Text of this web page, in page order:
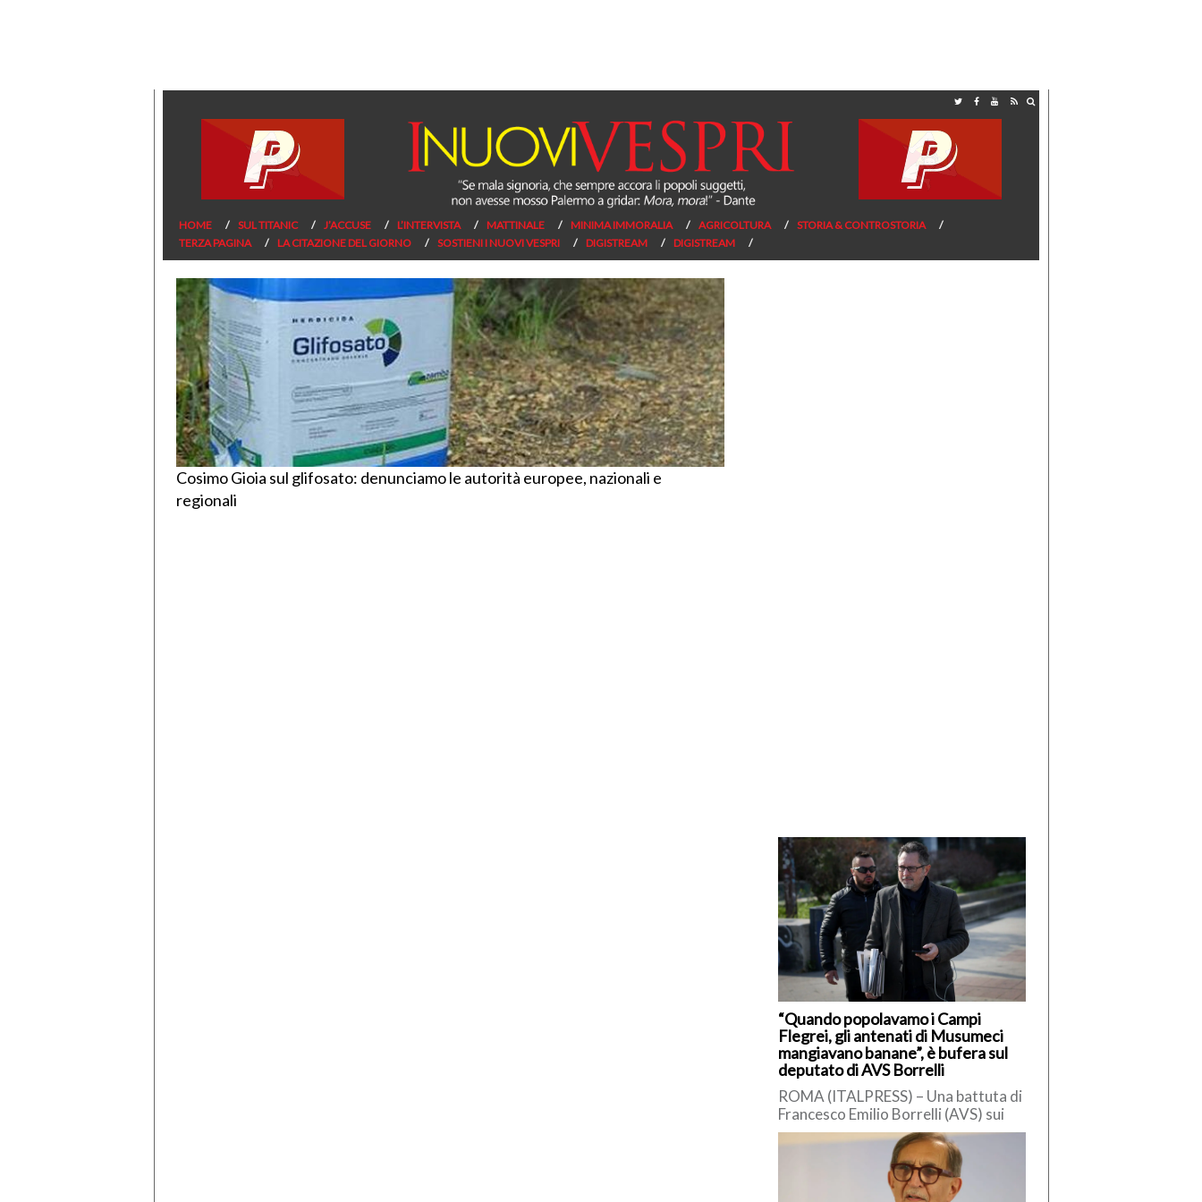
HOME SUL TITANIC J’ACCUSE L’INTERVISTA MATTINALE MINIMA IMMORALIA AGRICOLTURA
STORIA & CONTROSTORIA
TERZA PAGINA
LA CITAZIONE DEL GIORNO SOSTIENI I NUOVI VESPRI DIGISTREAM DIGISTREAM
Cosimo Gioia sul glifosato: denunciamo le autorità europee, nazionali e
regionali
“Quando popolavamo i Campi
Flegrei, gli antenati di Musumeci
mangiavano banane”, è bufera sul
deputato di AVS Borrelli
ROMA (ITALPRESS) – Una battuta di
Francesco Emilio Borrelli (AVS) sui
siciliani ha innescato polemiche.
Intervistato da Radio Cusano,